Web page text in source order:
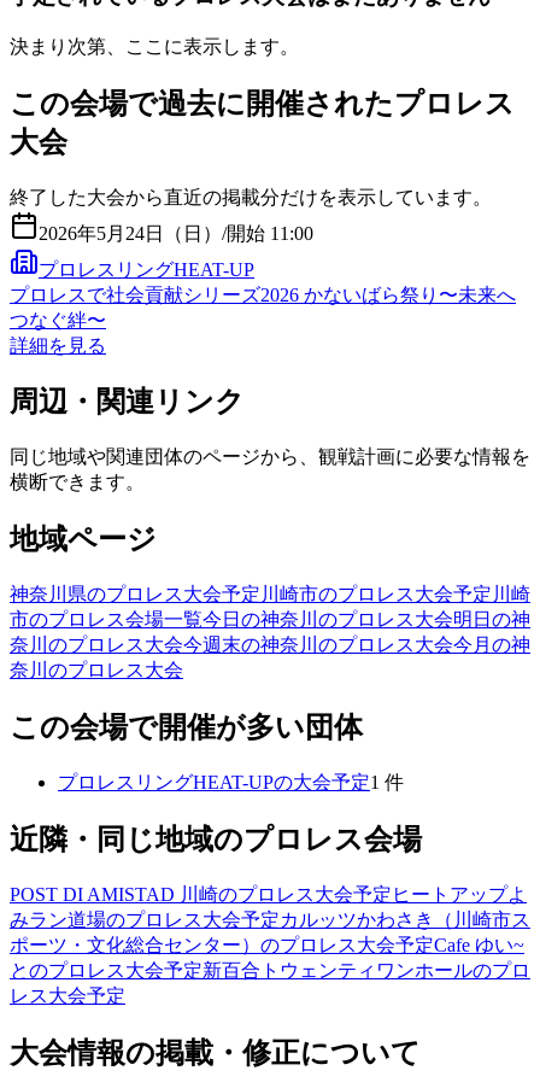
決まり次第、ここに表示します。
この会場で過去に開催されたプロレス
大会
終了した大会から直近の掲載分だけを表示しています。
2026年5月24日（日） /開始 11:00
プロレスリングHEAT-UP
プロレスで社会貢献シリーズ2026 かないばら祭り〜未来へ
つなぐ絆〜
詳細を見る
周辺・関連リンク
同じ地域や関連団体のページから、観戦計画に必要な情報を
横断できます。
地域ページ
神奈川県のプロレス大会予定 川崎市のプロレス大会予定 川崎
市のプロレス会場一覧今日の神奈川のプロレス大会明日の神
奈川のプロレス大会今週末の神奈川のプロレス大会今月の神
奈川のプロレス大会
この会場で開催が多い団体
プロレスリングHEAT-UPの大会予定1 件
近隣・同じ地域のプロレス会場
POST DI AMISTAD 川崎のプロレス大会予定 ヒートアップよ
みラン道場のプロレス大会予定カルッツかわさき（川崎市ス
ポーツ・文化総合センター） のプロレス大会予定Cafe ゆい~
とのプロレス大会予定新百合トウェンティワンホールのプロ
レス大会予定
大会情報の掲載・修正について